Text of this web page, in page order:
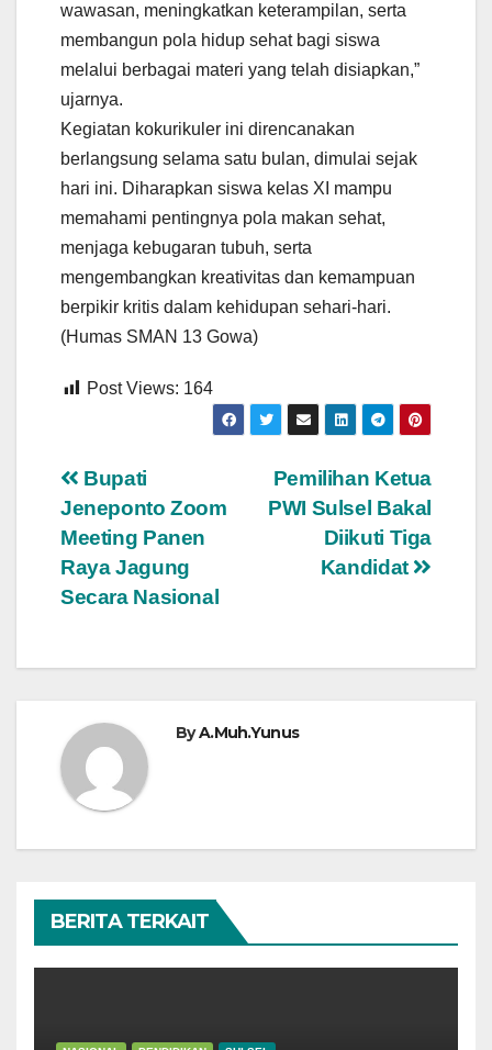
wawasan, meningkatkan keterampilan, serta
membangun pola hidup sehat bagi siswa
melalui berbagai materi yang telah disiapkan,”
ujarnya.
Kegiatan kokurikuler ini direncanakan
berlangsung selama satu bulan, dimulai sejak
hari ini. Diharapkan siswa kelas XI mampu
memahami pentingnya pola makan sehat,
menjaga kebugaran tubuh, serta
mengembangkan kreativitas dan kemampuan
berpikir kritis dalam kehidupan sehari-hari.
(Humas SMAN 13 Gowa)
Post Views: 164
Navigasi
pos
Pemilihan Ketua
PWI Sulsel Bakal
Diikuti Tiga
Kandidat
Bupati
Jeneponto Zoom
Meeting Panen
Raya Jagung
Secara Nasional
ByA.Muh.Yunus
BERITA TERKAIT